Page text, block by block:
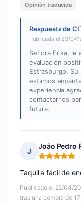
Opinión traducida
Respuesta de
Publicada el 23/04/
Señora Erika, le
evaluación
Estrasburgo.
estamos
experiencia
contactarnos
futura.
J
João Pedro
Nota: 5 de 5
Publicado el 22/04/
tras una compra de
Taquilla fácil de